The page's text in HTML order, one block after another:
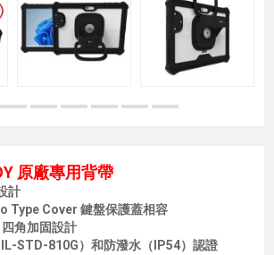
原廠專用背帶
計
Type Cover 鍵盤保護蓋相容
角加固設計
STD-810G）和防潑水（IP54）認證